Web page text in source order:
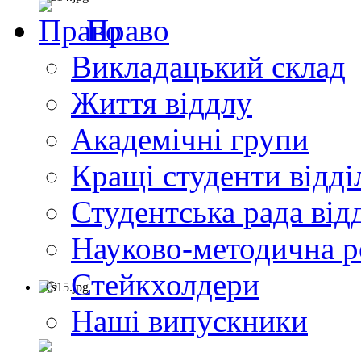
Право
Викладацький склад
Життя віддлу
Академічні групи
Кращі студенти
Студентська рада
Науково-методична
Стейкхолдери
Наші випускники